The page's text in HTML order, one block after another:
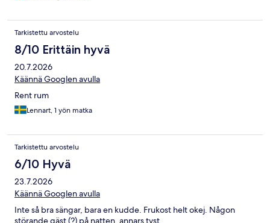
Tarkistettu arvostelu
8/10 Erittäin hyvä
20.7.2026
Käännä Googlen avulla
Rent rum
Lennart, 1 yön matka
Tarkistettu arvostelu
6/10 Hyvä
23.7.2026
Käännä Googlen avulla
Inte så bra sängar, bara en kudde. Frukost helt okej. Någon
störande gäst (?) på natten, annars tyst.